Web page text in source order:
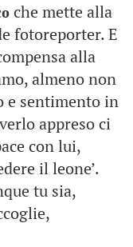
che mette alla
fotoreporter. E
alla
almeno non
e sentimento in
appreso ci
con lui,
il leone’.
tu sia,